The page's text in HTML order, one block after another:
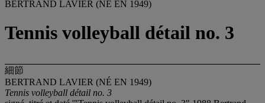
BERTRAND LAVIER (NÉ EN 1949)
Tennis volleyball détail no. 3
細節
BERTRAND LAVIER (NÉ EN 1949)
Tennis volleyball détail no. 3